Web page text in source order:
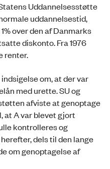
Uddannelsesstøtte
uddannelsestid,
over den af Danmarks
diskonto. Fra 1976
renter.
om, at der var
med urette. SU og
afviste at genoptage
at A var blevet gjort
kontrolleres og
dels til den lange
om genoptagelse af